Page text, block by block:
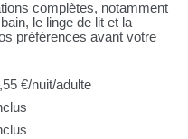
complètes, notamment
le linge de lit et la
préférences avant votre
€/nuit/adulte